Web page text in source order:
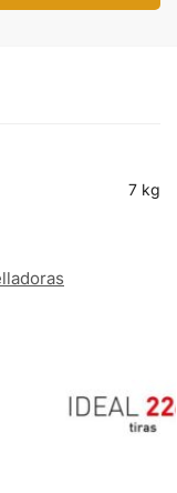
7 kg